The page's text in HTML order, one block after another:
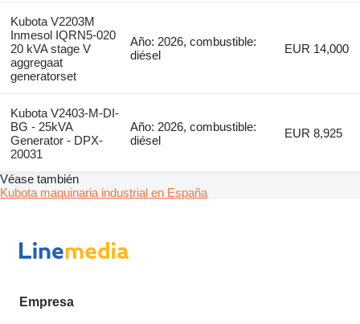
Kubota V2203M
Inmesol IQRN5-020
20 kVA stage V
aggregaat
generatorset
Año: 2026, combustible:
diésel
EUR 14,000
Kubota V2403-M-DI-
BG - 25kVA
Generator - DPX-
20031
Año: 2026, combustible:
diésel
EUR 8,925
Véase también
Kubota maquinaria industrial en España
Empresa